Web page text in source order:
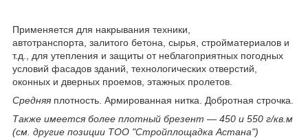
Применяется для накрывания техники,
автотранспорта, залитого бетона, сырья, стройматериалов и
т.д., для утепления и защиты от неблагоприятных погодных
условий фасадов зданий, технологических отверстий,
оконных и дверных проемов, этажных пролетов.
Средняя плотность. Армированная нитка. Добротная строчка.
Также имеется более плотный брезент ― 450 и 550 г/кв.м
(см. другие позиции ТОО "Стройплощадка Астана")